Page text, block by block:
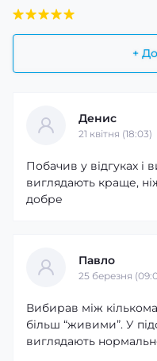
+
Денис
21 квітня (18:03)
Побачив у відгуках і
виглядають краще,
добре
Павло
25 березня
Вибирав між
більш “живими”. У
виглядають